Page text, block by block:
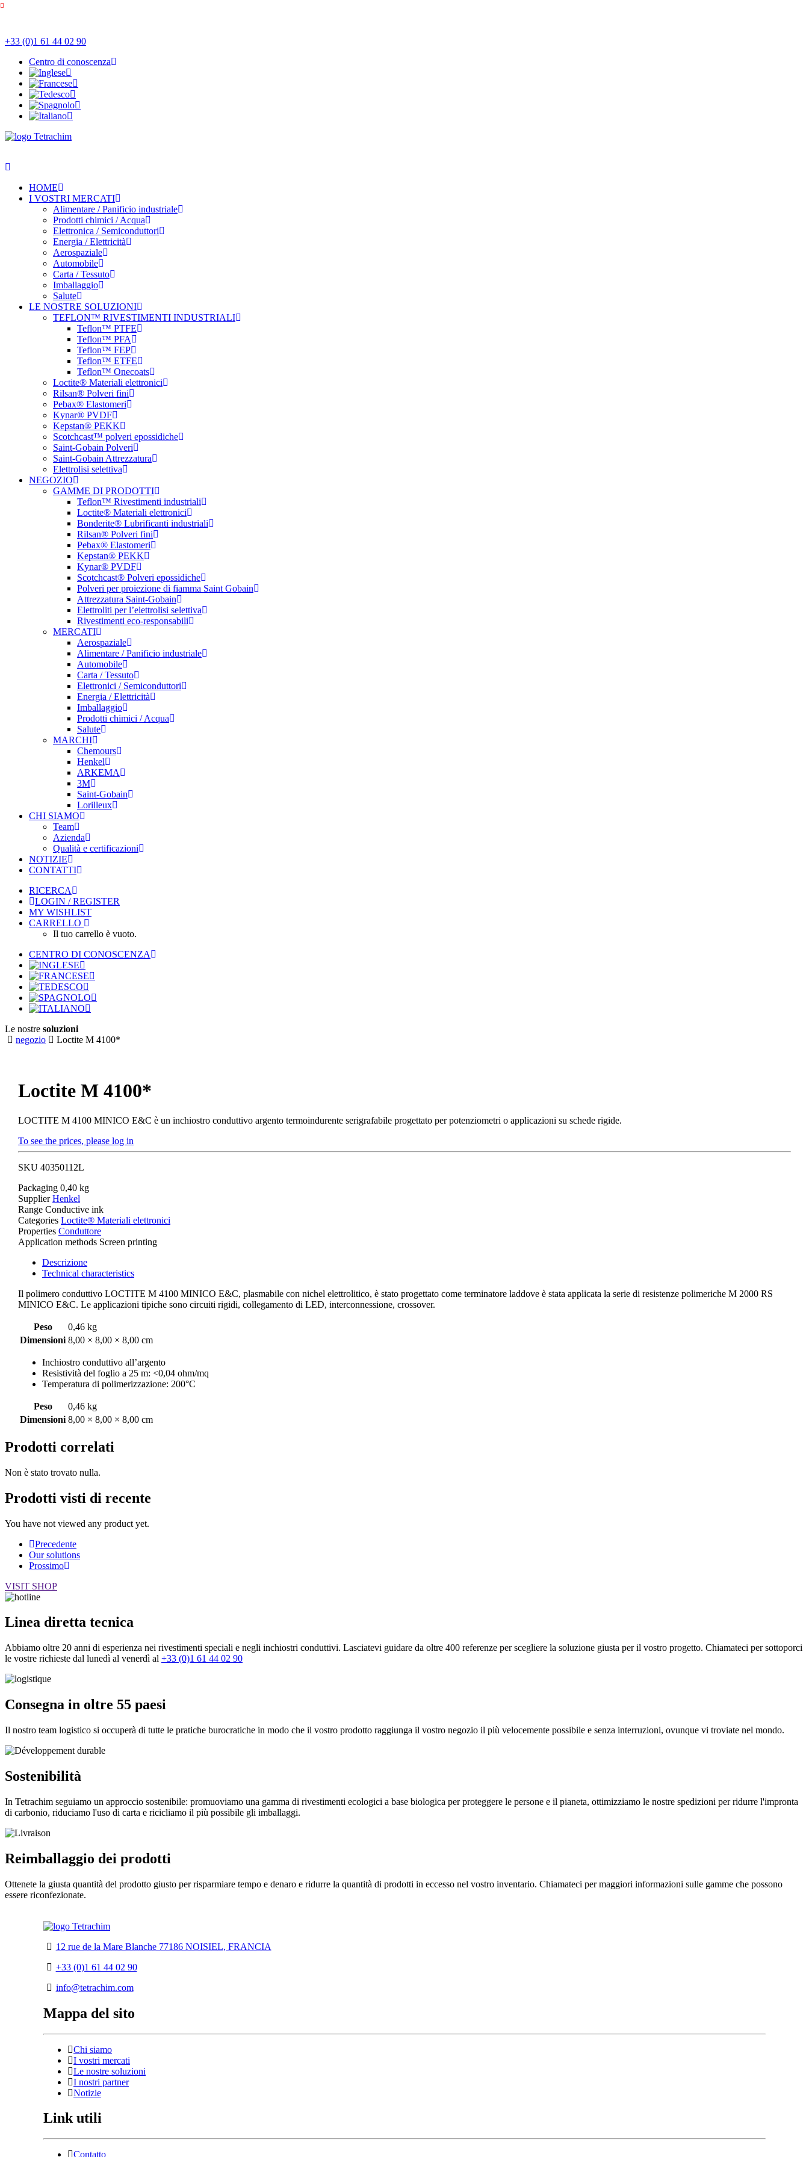
+33 (0)1 61 44 02 90
Centro di conoscenza
HOME
I VOSTRI MERCATI
Alimentare / Panificio industriale
Prodotti chimici / Acqua
Elettronica / Semiconduttori
Energia / Elettricità
Aerospaziale
Automobile
Carta / Tessuto
Imballaggio
Salute
LE NOSTRE SOLUZIONI
TEFLON™ RIVESTIMENTI INDUSTRIALI
Teflon™ PTFE
Teflon™ PFA
Teflon™ FEP
Teflon™ ETFE
Teflon™ Onecoats
Loctite® Materiali elettronici
Rilsan® Polveri fini
Pebax® Elastomeri
Kynar® PVDF
Kepstan® PEKK
Scotchcast™ polveri epossidiche
Saint-Gobain Polveri
Saint-Gobain Attrezzatura
Elettrolisi selettiva
NEGOZIO
GAMME DI PRODOTTI
Teflon™ Rivestimenti industriali
Loctite® Materiali elettronici
Bonderite® Lubrificanti industriali
Rilsan® Polveri fini
Pebax® Elastomeri
Kepstan® PEKK
Kynar® PVDF
Scotchcast® Polveri epossidiche
Polveri per proiezione di fiamma Saint Gobain
Attrezzatura Saint-Gobain
Elettroliti per l’elettrolisi selettiva
Rivestimenti eco-responsabili
MERCATI
Aerospaziale
Alimentare / Panificio industriale
Automobile
Carta / Tessuto
Elettronici / Semiconduttori
Energia / Elettricità
Imballaggio
Prodotti chimici / Acqua
Salute
MARCHI
Chemours
Henkel
ARKEMA
3M
Saint-Gobain
Lorilleux
CHI SIAMO
Team
Azienda
Qualità e certificazioni
NOTIZIE
CONTATTI
RICERCA
LOGIN / REGISTER
MY WISHLIST
CARRELLO
Il tuo carrello è vuoto.
CENTRO DI CONOSCENZA
Le nostre soluzioni
negozio
Loctite M 4100*
Loctite M 4100*
LOCTITE M 4100 MINICO E&C è un inchiostro conduttivo argento termoindurente serigrafabile progettato per potenziometri o applicazioni su schede rigide.
To see the prices, please log in
SKU 40350112L
Packaging 0,40 kg
Supplier Henkel
Range Conductive ink
Categories Loctite® Materiali elettronici
Properties Conduttore
Application methods Screen printing
Descrizione
Technical characteristics
Il polimero conduttivo LOCTITE M 4100 MINICO E&C, plasmabile con nichel elettrolitico, è stato progettato come terminatore laddove è stata applicata la serie di resistenze polimeriche M 2000 RS
MINICO E&C. Le applicazioni tipiche sono circuiti rigidi, collegamento di LED, interconnessione, crossover.
Peso
0,46 kg
Dimensioni 8,00 × 8,00 × 8,00 cm
Inchiostro conduttivo all’argento
Resistività del foglio a 25 m: <0,04 ohm/mq
Temperatura di polimerizzazione: 200°C
Peso
0,46 kg
Dimensioni 8,00 × 8,00 × 8,00 cm
Prodotti correlati
Non è stato trovato nulla.
Prodotti visti di recente
You have not viewed any product yet.
Precedente
Our solutions
Prossimo
VISIT SHOP
Linea diretta tecnica
Abbiamo oltre 20 anni di esperienza nei rivestimenti speciali e negli inchiostri conduttivi. Lasciatevi guidare da oltre 400 referenze per scegliere la soluzione giusta per il vostro progetto. Chiamateci per sottoporci
le vostre richieste dal lunedì al venerdì al +33 (0)1 61 44 02 90
Consegna in oltre 55 paesi
Il nostro team logistico si occuperà di tutte le pratiche burocratiche in modo che il vostro prodotto raggiunga il vostro negozio il più velocemente possibile e senza interruzioni, ovunque vi troviate nel mondo.
Sostenibilità
In Tetrachim seguiamo un approccio sostenibile: promuoviamo una gamma di rivestimenti ecologici a base biologica per proteggere le persone e il pianeta, ottimizziamo le nostre spedizioni per ridurre l'impronta
di carbonio, riduciamo l'uso di carta e ricicliamo il più possibile gli imballaggi.
Reimballaggio dei prodotti
Ottenete la giusta quantità del prodotto giusto per risparmiare tempo e denaro e ridurre la quantità di prodotti in eccesso nel vostro inventario. Chiamateci per maggiori informazioni sulle gamme che possono
essere riconfezionate.
12 rue de la Mare Blanche 77186 NOISIEL, FRANCIA
+33 (0)1 61 44 02 90
info@tetrachim.com
Mappa del sito
Chi siamo
I vostri mercati
Le nostre soluzioni
I nostri partner
Notizie
Link utili
Contatto